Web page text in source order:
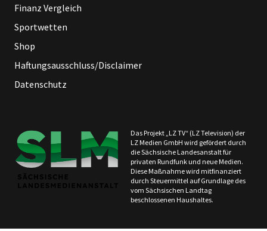
Finanz Vergleich
Sportwetten
Shop
Haftungsausschluss/Disclaimer
Datenschutz
Das Projekt „LZ TV“ (LZ Television) der
LZ Medien GmbH wird gefördert durch
die Sächsische Landesanstalt für
privaten Rundfunk und neue Medien.
Diese Maßnahme wird mitfinanziert
durch Steuermittel auf Grundlage des
vom Sächsischen Landtag
beschlossenen Haushaltes.